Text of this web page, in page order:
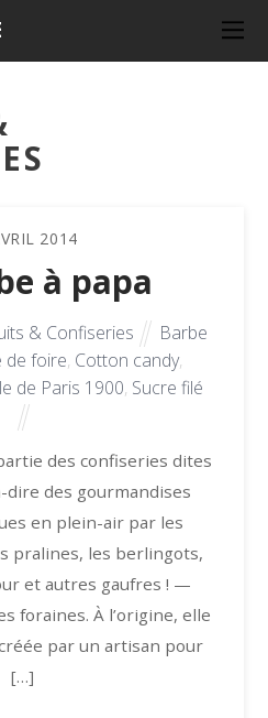
2014
à papa
& Confiseries
Barbe
de foire, Cotton candy,
de Paris 1900, Sucre filé
des confiseries dites
dire des gourmandises
en plein-air par les
pralines, les berlingots,
et autres gaufres ! —
foraines. À l’origine, elle
par un artisan pour
[…]